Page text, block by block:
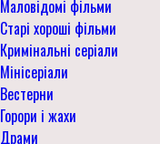
Маловідомі фільми
Старі хороші фільми
Кримінальні серіали
Мінісеріали
Вестерни
Горори і жахи
Драми